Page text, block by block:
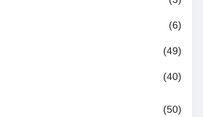
(6)
(49)
(40)
(50)